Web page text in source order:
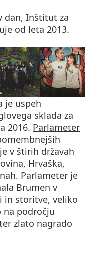
dan, Inštitut za
od leta 2013.
je uspeh
sklada za
2016. Parlameter
v štirih državah
Hrvaška,
Parlameter je
Brumen v
storitve, veliko
na področju
zlato nagrado